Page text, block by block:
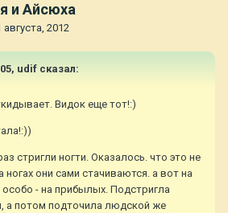
и Айсюха
августа, 2012
udif сказал:
Видок еще тот!:)
стригли ногти. Оказалось. что это не
ногах они сами стачиваются. а вот на
- на прибылых. Подстригла
а потом подточила людской же